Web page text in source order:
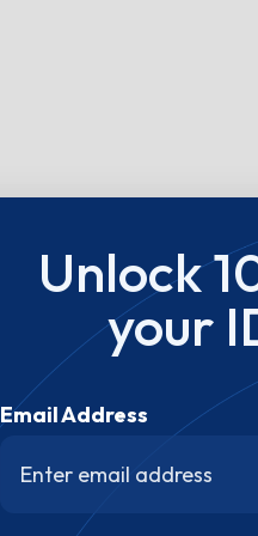
Unlock
your
Email Address